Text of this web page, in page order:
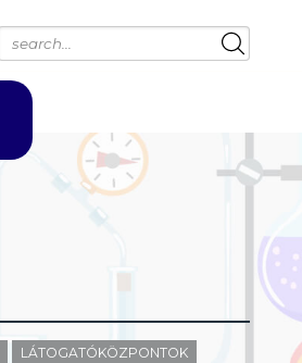
LÁTOGATÓKÖZPONTOK